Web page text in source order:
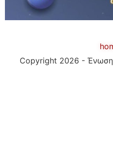
Copyright 2026 -